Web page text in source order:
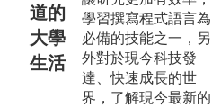
道的
大學
生活
學習撰寫程式語言為
必備的技能之一，另
外對於現今科技發
達、快速成長的世
界，了解現今最新的